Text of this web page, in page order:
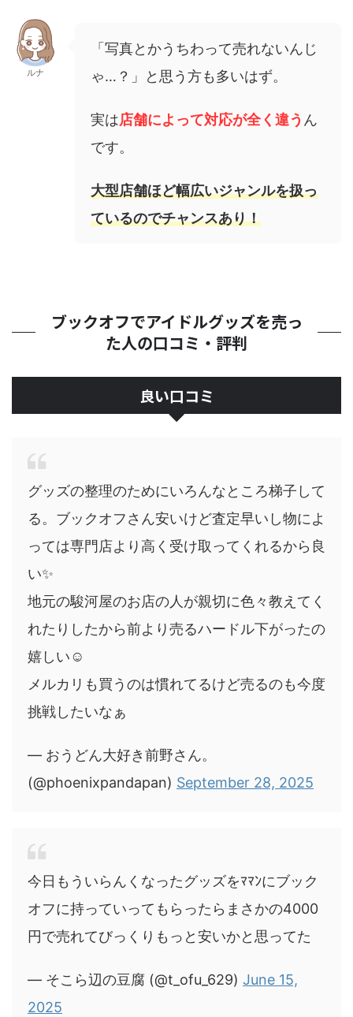
ルナ
「写真とかうちわって売れないんじ
ゃ…？」と思う方も多いはず。
実は店舗によって対応が全く違う ん
です。
大型店舗ほど幅広いジャンルを扱っ
ているのでチャンスあり！
ブックオフでアイドルグッズを売っ
た人の口コミ・評判
良い口コミ
グッズの整理のためにいろんなところ梯子して
る。ブックオフさん安いけど査定早いし物によ
っては専門店より高く受け取ってくれるから良
い✨
地元の駿河屋のお店の人が親切に色々教えてく
れたりしたから前より売るハードル下がったの
嬉しい☺️
メルカリも買うのは慣れてるけど売るのも今度
挑戦したいなぁ
— おうどん大好き前野さん。
(@phoenixpandapan) September 28, 2025
今日もういらんくなったグッズをﾏﾏﾝにブック
オフに持っていってもらったらまさかの4000
円で売れてびっくりもっと安いかと思ってた
— そこら辺の豆腐 (@t_ofu_629) June 15,
2025